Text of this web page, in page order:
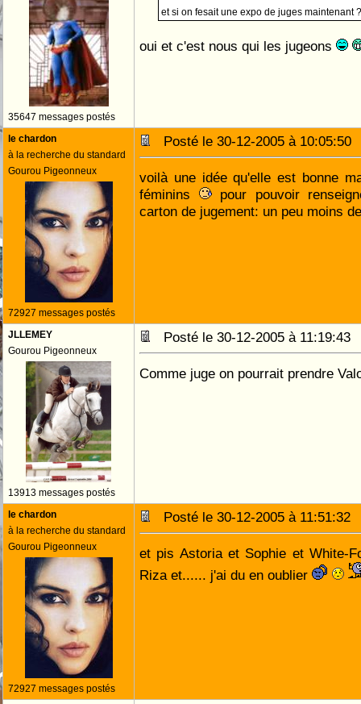
35647 messages postés
et si on fesait une expo de juges maintenant ?
oui et c'est nous qui les jugeons
le chardon
à la recherche du standard
Gourou Pigeonneux
72927 messages postés
Posté le 30-12-2005 à
voilà une idée qu'elle est bonne
féminins
pour pouvoir
carton de jugement: un peu moins
JLLEMEY
Gourou Pigeonneux
13913 messages postés
Posté le 30-12-2005 à
Comme juge on pourrait prendre
le chardon
à la recherche du standard
Gourou Pigeonneux
72927 messages postés
Posté le 30-12-2005 à
et pis Astoria et Sophie et White-
Riza et...... j'ai du en oublier